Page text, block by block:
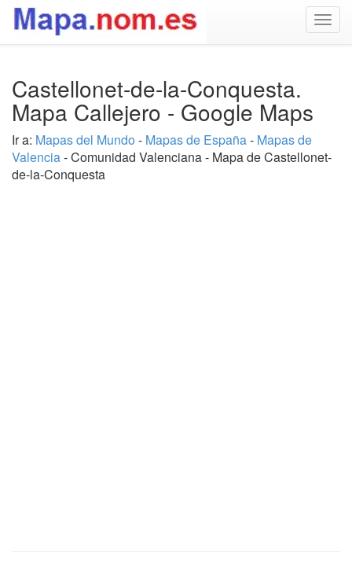
Castellonet-de-la-Conquesta.
Mapa Callejero - Google Maps
Ir a: Mapas del Mundo - Mapas de España- Mapas de
Valencia- Comunidad Valenciana - Mapa de Castellonet-
de-la-Conquesta